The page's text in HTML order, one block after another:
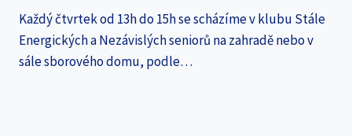
Každý čtvrtek od 13h do 15h se scházíme v klubu Stále
Energických a Nezávislých seniorů na zahradě nebo v
sále sborového domu, podle…